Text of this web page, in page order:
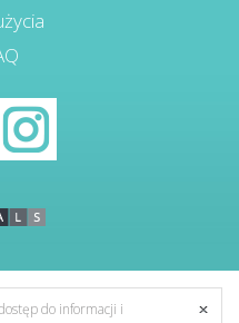
do informacji i